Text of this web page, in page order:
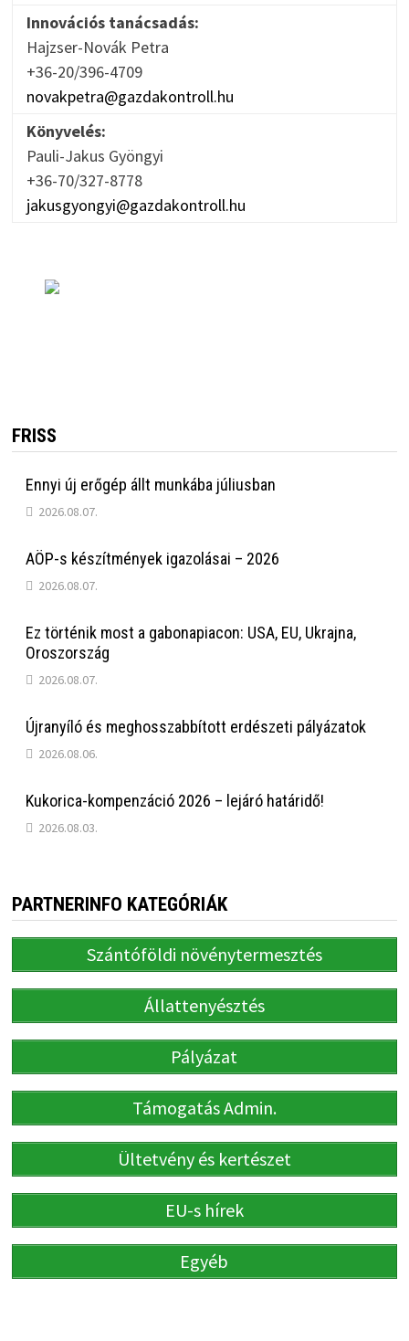
Innovációs tanácsadás:
Hajzser-Novák Petra
+36-20/396-4709
novakpetra@gazdakontroll.hu
Könyvelés:
Pauli-Jakus Gyöngyi
+36-70/327-8778
jakusgyongyi@gazdakontroll.hu
FRISS
Ennyi új erőgép állt munkába júliusban
2026.08.07.
AÖP-s készítmények igazolásai – 2026
2026.08.07.
Ez történik most a gabonapiacon: USA, EU, Ukrajna,
Oroszország
2026.08.07.
Újranyíló és meghosszabbított erdészeti pályázatok
2026.08.06.
Kukorica-kompenzáció 2026 – lejáró határidő!
2026.08.03.
PARTNERINFO KATEGÓRIÁK
Szántóföldi növénytermesztés
Állattenyésztés
Pályázat
Támogatás Admin.
Ültetvény és kertészet
EU-s hírek
Egyéb